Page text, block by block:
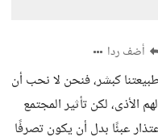
أضف ردا
كبشر، فنحن لا نحب أن
لكن تأثير المجتمع
عبئًا بدل أن يكون تصرفًا